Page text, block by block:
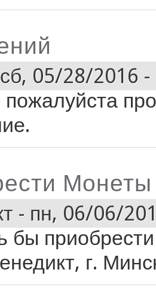
сб, 05/28/2016 -
пожалуйста
Монеты
- пн, 06/06/
бы
г.